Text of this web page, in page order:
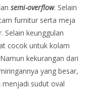
semi-overflow. Selain
furnitur serta meja
Selain keunggulan
cocok untuk kolam
kekurangan dari
yang besar,
sudut oval